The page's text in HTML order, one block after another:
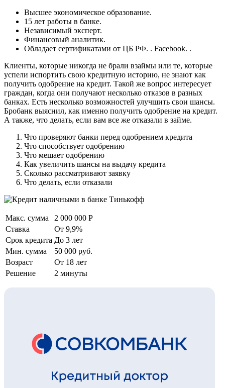
Высшее экономическое образование.
15 лет работы в банке.
Независимый эксперт.
Финансовый аналитик.
Обладает сертификатами от ЦБ РФ. . Facebook. .
Клиенты, которые никогда не брали взаймы или те, которые
успели испортить свою кредитную историю, не знают как
получить одобрение на кредит. Такой же вопрос интересует
граждан, когда они получают несколько отказов в разных
банках. Есть несколько возможностей улучшить свои шансы.
Бробанк выяснил, как именно получить одобрение на кредит.
А также, что делать, если вам все же отказали в займе.
Что проверяют банки перед одобрением кредита
Что способствует одобрению
Что мешает одобрению
Как увеличить шансы на выдачу кредита
Сколько рассматривают заявку
Что делать, если отказали
Макс. сумма
2 000 000 Р
Ставка
От 9,9%
Срок кредита До 3 лет
Мин. сумма
50 000 руб.
Возраст
От 18 лет
Решение
2 минуты